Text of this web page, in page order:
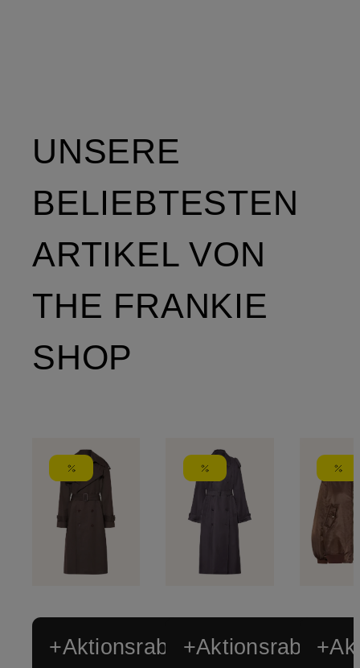
UNSERE
BELIEBTESTEN
ARTIKEL VON
THE FRANKIE
SHOP
+Aktionsrabatt+Aktionsrabatt